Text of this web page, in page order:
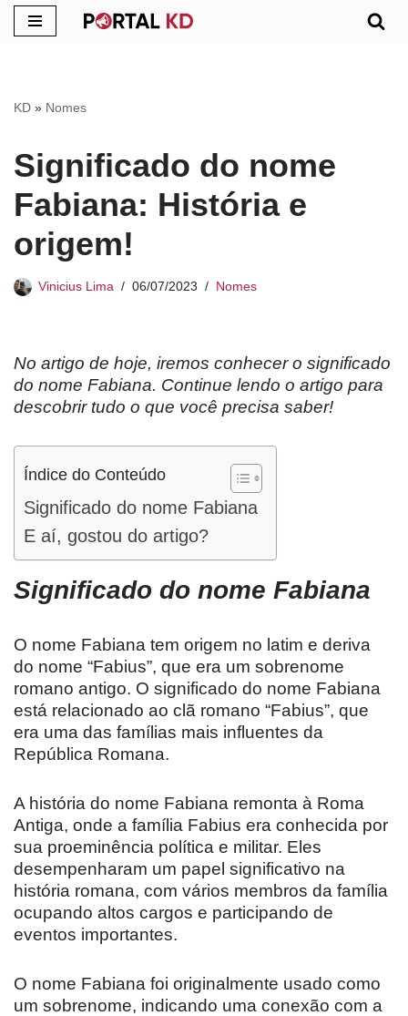
conteúdo
KD » Nomes
Significado do nome
Fabiana: História e
origem!
Vinicius Lima 06/07/2023 Nomes
No artigo de hoje, iremos conhecer o significado
do nome Fabiana. Continue lendo o artigo para
descobrir tudo o que você precisa saber!
Índice do Conteúdo
Significado do nome Fabiana
E aí, gostou do artigo?
Significado do nome Fabiana
O nome Fabiana tem origem no latim e deriva
do nome “Fabius”, que era um sobrenome
romano antigo. O significado do nome Fabiana
está relacionado ao clã romano “Fabius”, que
era uma das famílias mais influentes da
República Romana.
A história do nome Fabiana remonta à Roma
Antiga, onde a família Fabius era conhecida por
sua proeminência política e militar. Eles
desempenharam um papel significativo na
história romana, com vários membros da família
ocupando altos cargos e participando de
eventos importantes.
O nome Fabiana foi originalmente usado como
um sobrenome, indicando uma conexão com a